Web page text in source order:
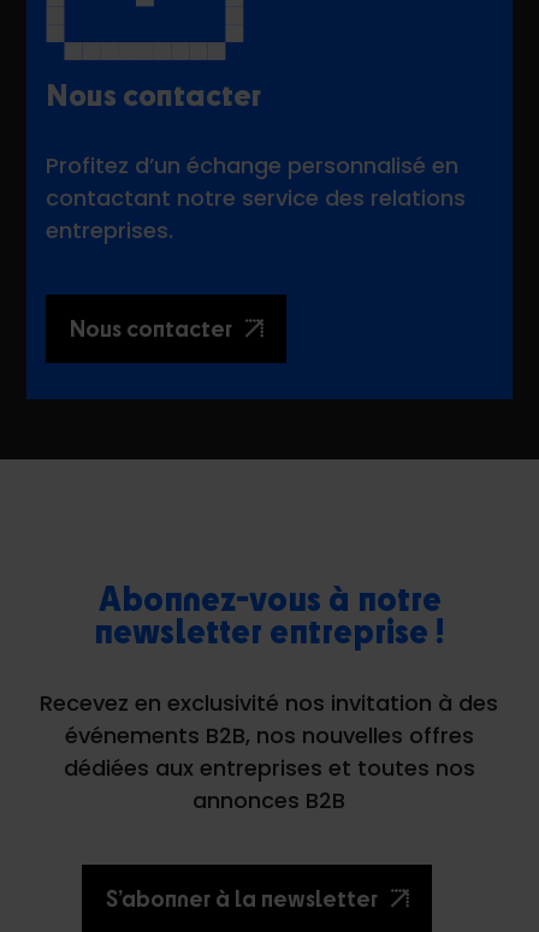
Nous contacter
Profitez d’un échange personnalisé en
contactant notre service des relations
entreprises.
Nous contacter
Abonnez-vous à notre
newsletter entreprise !
Recevez en exclusivité nos invitation à des
événements B2B, nos nouvelles offres
dédiées aux entreprises et toutes nos
annonces B2B
S’abonner à la newsletter